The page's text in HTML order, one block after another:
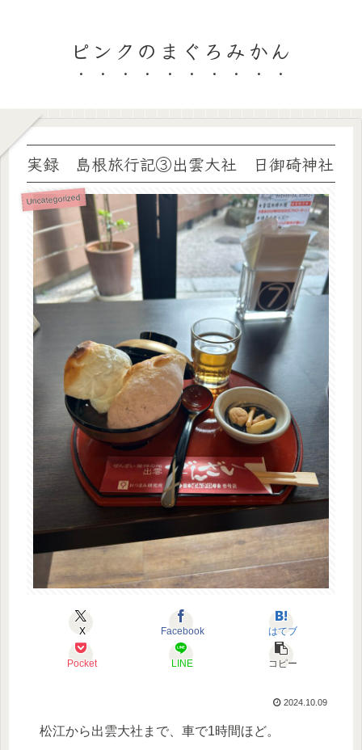
ピンクのまぐろみかん
実録 島根旅行記③出雲大社 日御碕神社
Uncategorized
X Facebook はてブ
Pocket LINE コピー
2024.10.09
松江から出雲大社まで、車で1時間ほど。